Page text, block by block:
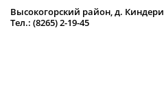
Высокогорский район, д. Киндери
Тел.: (8265) 2-19-45